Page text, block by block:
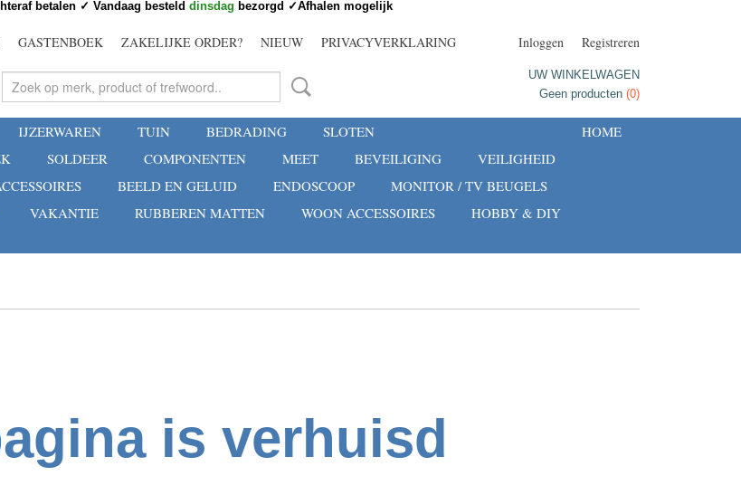
GASTENBOEK ZAKELIJKE ORDER? NIEUW PRIVACYVERKLARING Inloggen Registreren
UW WINKELWAGEN
Geen producten (0)
HOME
IJZERWAREN TUIN BEDRADING
SLOTEN
SOLDEER COMPONENTEN MEET BEVEILIGING
VEILIGHEID
BEELD EN GELUID ENDOSCOOP
MONITOR / TV BEUGELS
VAKANTIE RUBBEREN MATTEN WOON ACCESSOIRES
HOBBY & DIY
betalen ✓ Vandaag besteld dinsdag bezorgd ✓Afhalen mogelijk